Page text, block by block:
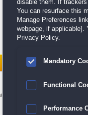
Falls
Zurück
und wird am
disable them. If
You can resurface this
Manage Preferences
webpage, if applicable].
Privacy Policy.
Mandatory
Functional
Performance